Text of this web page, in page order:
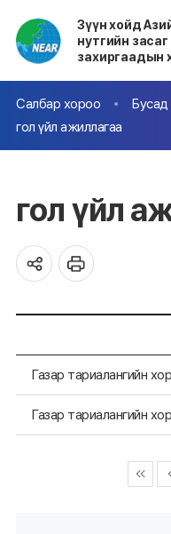
Зүүн хойд
нутгийн засаг
захиргаадын
Салбар хороо
Бусад
гол үйл ажиллагаа
гол үйл
Газар тариалангийн
Газар тариалангийн